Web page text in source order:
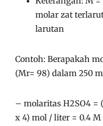
molar zat
larutan
Contoh: Berapakah
(Mr= 98) dalam 250
– molaritas H2SO4 =
x 4) mol / liter = 0.4 M